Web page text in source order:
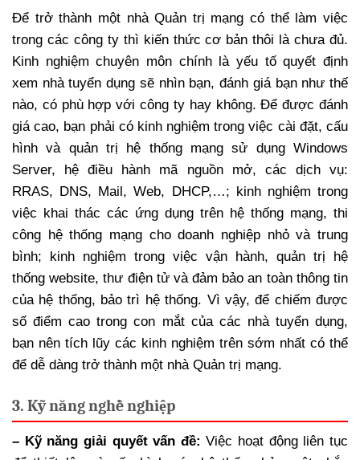
Để trở thành một nhà Quản trị mạng có thể làm việc
trong các công ty thì kiến thức cơ bản thôi là chưa đủ.
Kinh nghiệm chuyên môn chính là yếu tố quyết định
xem nhà tuyển dụng sẽ nhìn bạn, đánh giá bạn như thế
nào, có phù hợp với công ty hay không. Để được đánh
giá cao, bạn phải có kinh nghiệm trong việc cài đặt, cấu
hình và quản trị hệ thống mạng sử dụng Windows
Server, hệ điều hành mã nguồn mở, các dịch vụ:
RRAS, DNS, Mail, Web, DHCP,…; kinh nghiệm trong
việc khai thác các ứng dụng trên hệ thống mạng, thi
công hệ thống mạng cho doanh nghiệp nhỏ và trung
bình; kinh nghiệm trong việc vận hành, quản trị hệ
thống website, thư điện tử và đảm bảo an toàn thông tin
của hệ thống, bảo trì hệ thống. Vì vậy, để chiếm được
số điểm cao trong con mắt của các nhà tuyển dụng,
bạn nên tích lũy các kinh nghiệm trên sớm nhất có thể
để dễ dàng trở thành một nhà Quản trị mạng.
3. Kỹ năng nghề nghiệp
– Kỹ năng giải quyết vấn đề: Việc hoạt động liên tục